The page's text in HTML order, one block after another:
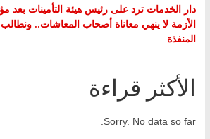
دار الخدمات ترد على رئيس هيئة التأمينات بعد
الأزمة لا ينهي معاناة أصحاب المعاشات..
المنفذة
الأكثر قراءة
Sorry. No data so far.